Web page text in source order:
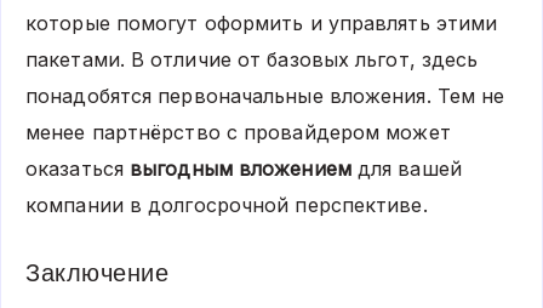
которые помогут оформить и управлять этими
пакетами. В отличие от базовых льгот, здесь
понадобятся первоначальные вложения. Тем не
менее партнёрство с провайдером может
оказаться выгодным вложениемдля вашей
компании в долгосрочной перспективе.
Заключение